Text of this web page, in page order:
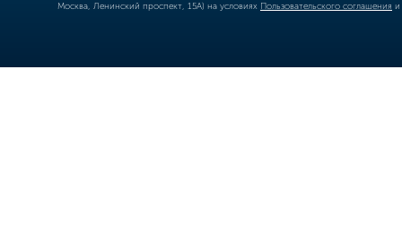
Москва, Ленинский проспект, 15А) на условиях Пользовательского соглашения и